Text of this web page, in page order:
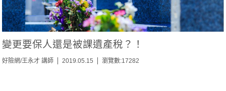
變更要保人還是被課遺產稅？！
好險網/王永才 講師 2019.05.15 瀏覽數:17282